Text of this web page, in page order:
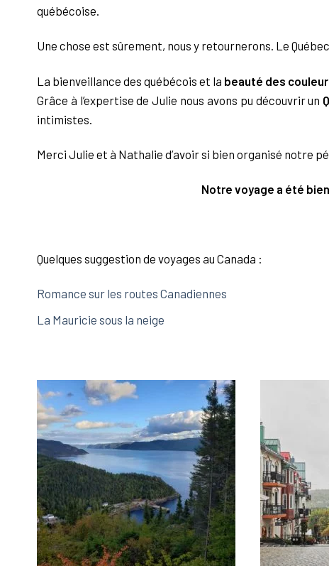
québécoise.
Une chose est sûrement, nous y retournerons. Le
La bienveillance des québécois et la beauté des
Grâce à l’expertise de Julie nous avons pu découvrir un
intimistes.
Merci Julie et à Nathalie d’avoir si bien organisé notre
Notre voyage a été
Quelques suggestion de voyages au Canada :
Romance sur les routes Canadiennes
La Mauricie sous la neige